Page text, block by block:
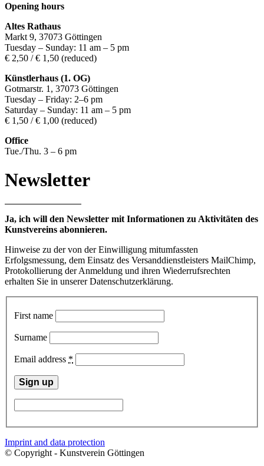
Opening hours
Altes Rathaus
Markt 9, 37073 Göttingen
Tuesday – Sunday: 11 am – 5 pm
€ 2,50 / € 1,50 (reduced)
Künstlerhaus (1. OG)
Gotmarstr. 1, 37073 Göttingen
Tuesday – Friday: 2–6 pm
Saturday – Sunday: 11 am – 5 pm
€ 1,50 / € 1,00 (reduced)
Office
Tue./Thu. 3 – 6 pm
Newsletter
Ja, ich will den Newsletter mit Informationen zu Aktivitäten des
Kunstvereins abonnieren.
Hinweise zu der von der Einwilligung mitumfassten
Erfolgsmessung, dem Einsatz des Versanddienstleisters MailChimp,
Protokollierung der Anmeldung und ihren Wiederrufsrechten
erhalten Sie in unserer Datenschutzerklärung.
First name
Surname
Email address *
Imprint and data protection
© Copyright - Kunstverein Göttingen